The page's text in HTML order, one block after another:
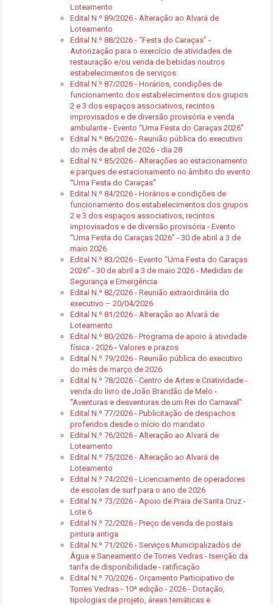
Loteamento
Edital N.º 89/2026 - Alteração ao Alvará de
Loteamento
Edital N.º 88/2026 - “Festa do Caraças” -
Autorização para o exercício de atividades de
restauração e/ou venda de bebidas noutros
estabelecimentos de serviços:
Edital N.º 87/2026 - Horários, condições de
funcionamento dos estabelecimentos dos grupos
2 e 3 dos espaços associativos, recintos
improvisados e de diversão provisória e venda
ambulante - Evento “Uma Festa do Caraças 2026”
Edital N.º 86/2026 - Reunião pública do executivo
do mês de abril de 2026 - dia 28
Edital N.º 85/2026 - Alterações ao estacionamento
e parques de estacionamento no âmbito do evento
“Uma Festa do Caraças”
Edital N.º 84/2026 - Horários e condições de
funcionamento dos estabelecimentos dos grupos
2 e 3 dos espaços associativos, recintos
improvisados e de diversão provisória - Evento
“Uma Festa do Caraças 2026” - 30 de abril a 3 de
maio 2026
Edital N.º 83/2026 - Evento “Uma Festa do Caraças
2026” - 30 de abril a 3 de maio 2026 - Medidas de
Segurança e Emergência
Edital N.º 82/2026 - Reunião extraordinária do
executivo – 20/04/2026
Edital N.º 81/2026 - Alteração ao Alvará de
Loteamento
Edital N.º 80/2026 - Programa de apoio à atividade
física - 2026 - Valores e prazos
Edital N.º 79/2026 - Reunião pública do executivo
do mês de março de 2026
Edital N.º 78/2026 - Centro de Artes e Criatividade -
venda do livro de João Brandão de Melo -
"Aventuras e desventuras de um Rei do Carnaval"
Edital N.º 77/2026 - Publicitação de despachos
proferidos desde o início do mandato
Edital N.º 76/2026 - Alteração ao Alvará de
Loteamento
Edital N.º 75/2026 - Alteração ao Alvará de
Loteamento
Edital N.º 74/2026 - Licenciamento de operadores
de escolas de surf para o ano de 2026
Edital N.º 73/2026 - Apoio de Praia de Santa Cruz -
Lote 6
Edital N.º 72/2026 - Preço de venda de postais
pintura antiga
Edital N.º 71/2026 - Serviços Municipalizados de
Água e Saneamento de Torres Vedras - Isenção da
tarifa de disponibilidade - ratificação
Edital N.º 70/2026 - Orçamento Participativo de
Torres Vedras - 10ª edição - 2026 - Dotação,
tipologias de projeto, áreas temáticas e